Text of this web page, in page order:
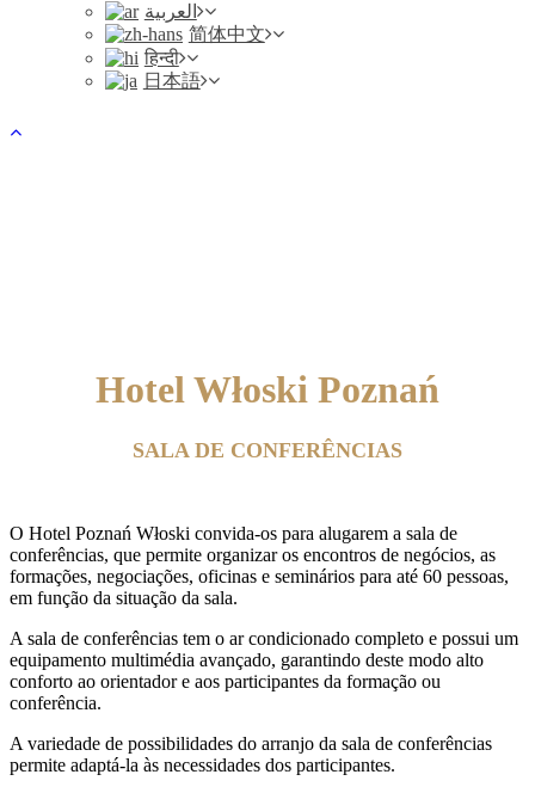
العربية
简体中文
हिन्दी
日本語
Hotel Włoski Poznań
SALA DE CONFERÊNCIAS
O Hotel Poznań Włoski convida-os para alugarem a sala de
conferências, que permite organizar os encontros de negócios, as
formações, negociações, oficinas e seminários para até 60 pessoas,
em função da situação da sala.
A sala de conferências tem o ar condicionado completo e possui um
equipamento multimédia avançado, garantindo deste modo alto
conforto ao orientador e aos participantes da formação ou
conferência.
A variedade de possibilidades do arranjo da sala de conferências
permite adaptá-la às necessidades dos participantes.